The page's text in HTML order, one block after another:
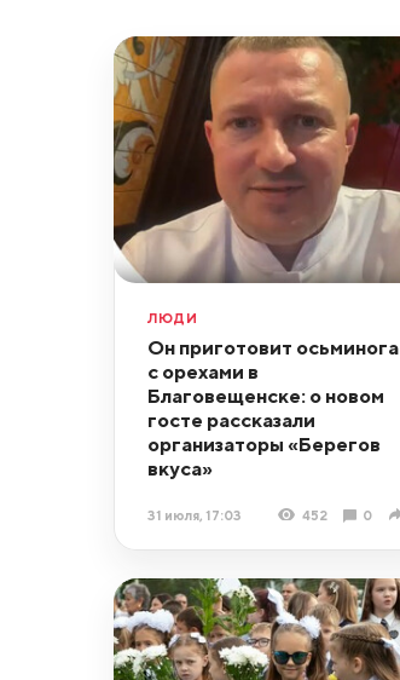
ЛЮДИ
Он приготовит осьминога
с орехами в
Благовещенске: о новом
госте рассказали
организаторы «Берегов
вкуса»
31 июля, 17:03 452 0